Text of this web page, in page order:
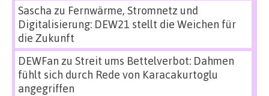
Sascha zu Fernwärme, Stromnetz und
Digitalisierung: DEW21 stellt die Weichen für
die Zukunft
DEWFan zu Streit ums Bettelverbot: Dahmen
fühlt sich durch Rede von Karacakurtoglu
angegriffen